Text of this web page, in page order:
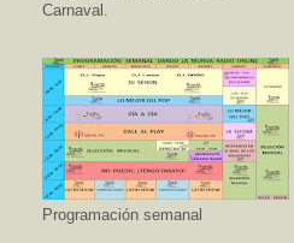
Carnaval.
Programación semanal